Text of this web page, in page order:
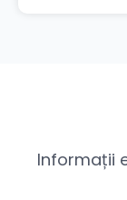
Informații